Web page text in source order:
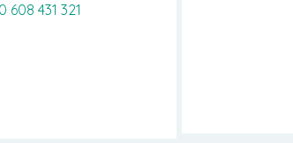
608 431 321